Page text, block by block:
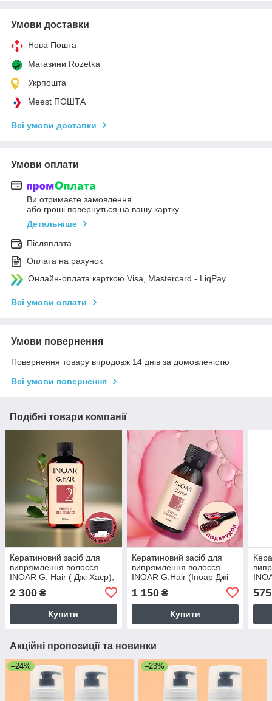
Умови доставки
Нова Пошта
Магазини Rozetka
Укрпошта
Meest ПОШТА
Всі умови доставки
Умови оплати
Ви отримаєте замовлення
або гроші повернуться на вашу картку
Детальніше
Післяплата
Оплата на рахунок
Онлайн-оплата карткою Visa, Mastercard - LiqPay
Всі умови оплати
Умови повернення
Повернення товару впродовж 14 днів за домовленістю
Всі умови повернення
Подібні товари компанії
Кератиновий засіб для
випрямлення волосся
INOAR G. Hair ( Джі Хаєр),
2 300 ₴
Купити
Кератиновий засіб для
випрямлення волосся
INOAR G.Hair (Іноар Джі
1 150₴
Купити
575
Акційні пропозиції та новинки
–24% –23%